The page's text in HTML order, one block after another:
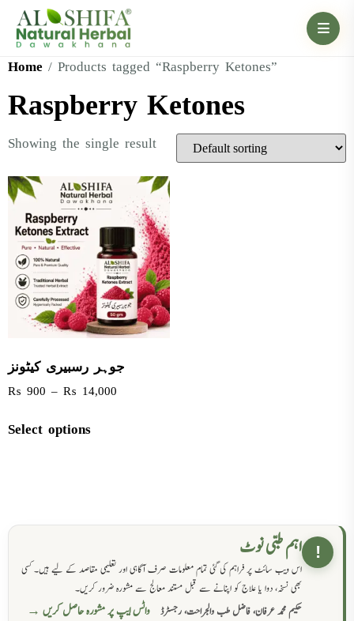
Home / Products tagged “Raspberry Ketones”
Raspberry Ketones
Showing the single result
جوہر رسبیری کیٹونز
₨ 900 – ₨ 14,000
Select options
! اہم طبی نوٹ
اس ویب سائٹ پر فراہم کی گئی تمام معلومات صرف آگاہی اور تعلیمی مقاصد کے لیے ہیں۔ کسی
بھی نسخہ، دوا یا علاج کو اپنانے سے قبل مستند معالج سے مشورہ ضرور کریں۔
حکیم محمد عرفان، فاضل طب والجراحت، رجسٹرڈ
واٹس ایپ پر مشورہ حاصل کریں →